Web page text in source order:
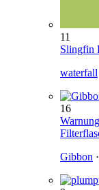
11
Slingfin
waterfall
16
Gibbon